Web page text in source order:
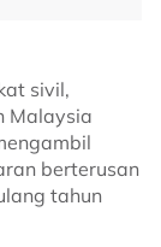
sivil,
Malaysia
berterusan
tahun